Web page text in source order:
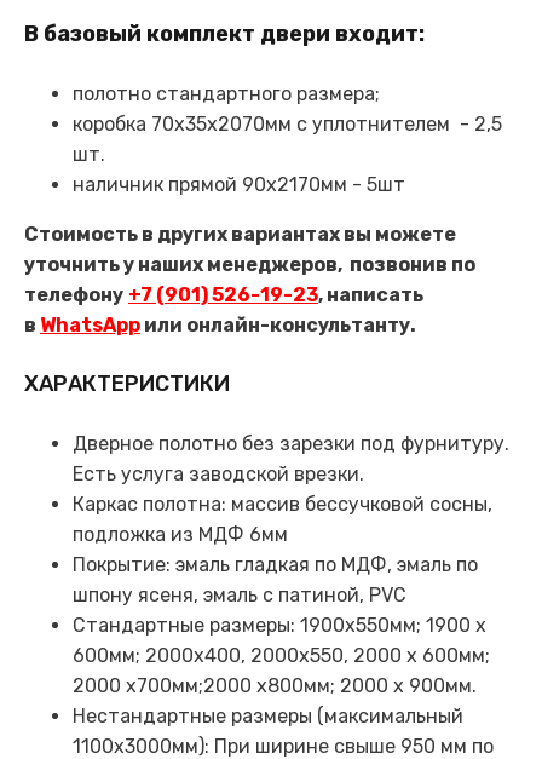
В базовый комплект двери входит:
полотно стандартного размера;
коробка 70х35х2070мм с уплотнителем - 2,5
шт.
наличник прямой 90х2170мм - 5шт
Стоимость в других вариантах вы можете
уточнить у наших менеджеров, позвонив по
телефону +7 (901) 526-19-23, написать
в WhatsApp или онлайн-консультанту.
ХАРАКТЕРИСТИКИ
Дверное полотно без зарезки под фурнитуру.
Есть услуга заводской врезки.
Каркас полотна: массив бессучковой сосны,
подложка из МДФ 6мм
Покрытие: эмаль гладкая по МДФ, эмаль по
шпону ясеня, эмаль с патиной, PVC
Стандартные размеры: 1900х550мм; 1900 х
600мм; 2000х400, 2000х550, 2000 х 600мм;
2000 х700мм;2000 х800мм; 2000 х 900мм.
Нестандартные размеры (максимальный
1100х3000мм): При ширине свыше 950 мм по